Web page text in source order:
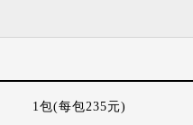
1包(每包235元)